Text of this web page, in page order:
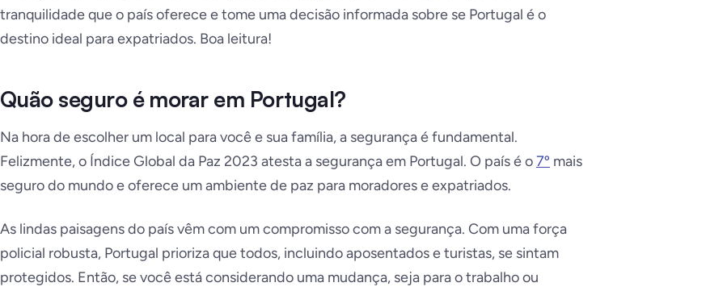
tranquilidade que o país oferece e tome uma decisão informada sobre se Portugal é o
destino ideal para expatriados. Boa leitura!
Quão seguro é morar em Portugal?
Na hora de escolher um local para você e sua família, a segurança é fundamental.
Felizmente, o Índice Global da Paz 2023 atesta a segurança em Portugal. O país é o7º mais
seguro do mundo e oferece um ambiente de paz para moradores e expatriados.
As lindas paisagens do país vêm com um compromisso com a segurança. Com uma força
policial robusta, Portugal prioriza que todos, incluindo aposentados e turistas, se sintam
protegidos. Então, se você está considerando uma mudança, seja para o trabalho ou